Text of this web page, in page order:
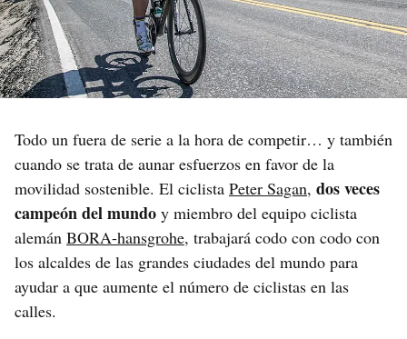
Todo un fuera de serie a la hora de competir… y también
cuando se trata de aunar esfuerzos en favor de la
movilidad sostenible. El ciclista Peter Sagan, dos veces
campeón del mundo y miembro del equipo ciclista
alemán BORA-hansgrohe, trabajará codo con codo con
los alcaldes de las grandes ciudades del mundo para
ayudar a que aumente el número de ciclistas en las
calles.